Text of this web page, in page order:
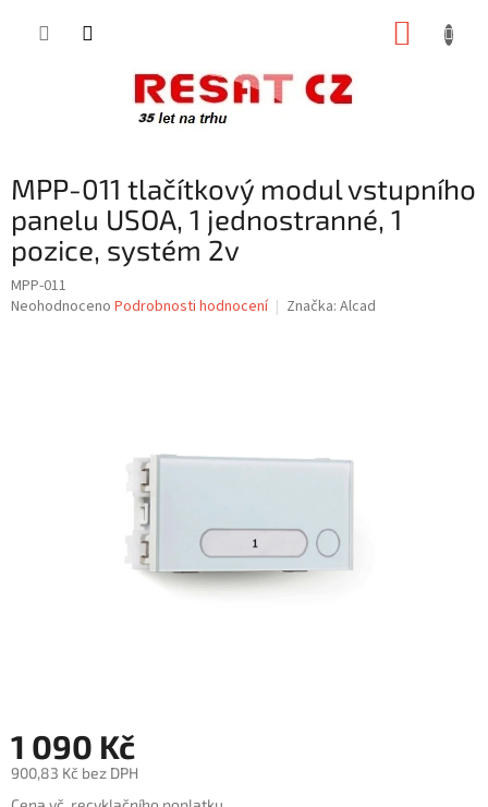
MPP-011 tlačítkový modul vstupního
panelu USOA, 1 jednostranné, 1
pozice, systém 2v
MPP-011
Průměrné
Neohodnoceno Podrobnosti hodnocení Značka: Alcad
1 090 Kč
900,83 Kč bez DPH